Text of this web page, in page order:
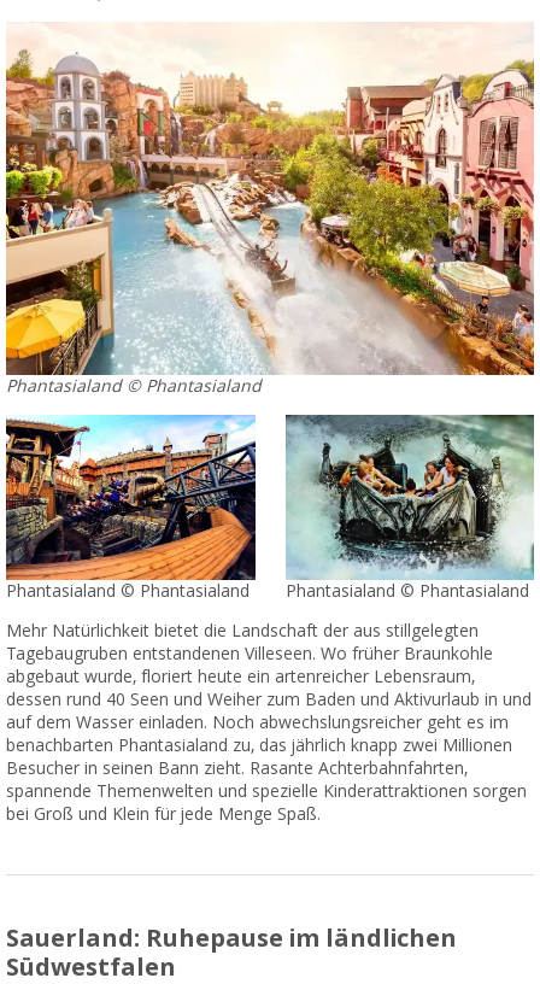
Phantasialand © Phantasialand
Phantasialand © Phantasialand Phantasialand © Phantasialand
Mehr Natürlichkeit bietet die Landschaft der aus stillgelegten
Tagebaugruben entstandenen Villeseen. Wo früher Braunkohle
abgebaut wurde, floriert heute ein artenreicher Lebensraum,
dessen rund 40 Seen und Weiher zum Baden und Aktivurlaub in und
auf dem Wasser einladen. Noch abwechslungsreicher geht es im
benachbarten Phantasialand zu, das jährlich knapp zwei Millionen
Besucher in seinen Bann zieht. Rasante Achterbahnfahrten,
spannende Themenwelten und spezielle Kinderattraktionen sorgen
bei Groß und Klein für jede Menge Spaß.
Sauerland: Ruhepause im ländlichen
Südwestfalen